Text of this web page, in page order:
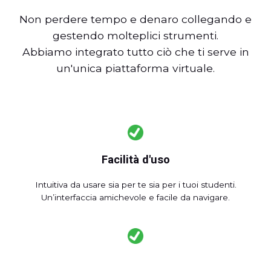
Non perdere tempo e denaro collegando e
gestendo molteplici strumenti.
Abbiamo integrato tutto ciò che ti serve in
un'unica piattaforma virtuale.
Facilità d'uso
Intuitiva da usare sia per te sia per i tuoi studenti.
Un’interfaccia amichevole e facile da navigare.